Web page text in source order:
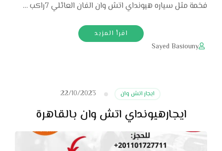
فخمة مثل سياره هيونداي اتش وان الفان العائلي 7راكب …
اقرأ المزيد
Sayed Basiouny
ايجار اتش وان 22/10/2023
ايجارهيونداي اتش وان بالقاهرة